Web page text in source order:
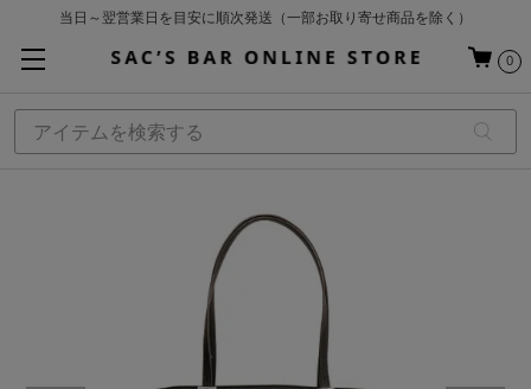
当日～翌営業日を目安に順次発送（一部お取り寄せ商品を除く）
基本配送料 ¥550(沖縄・離島を除く)
0